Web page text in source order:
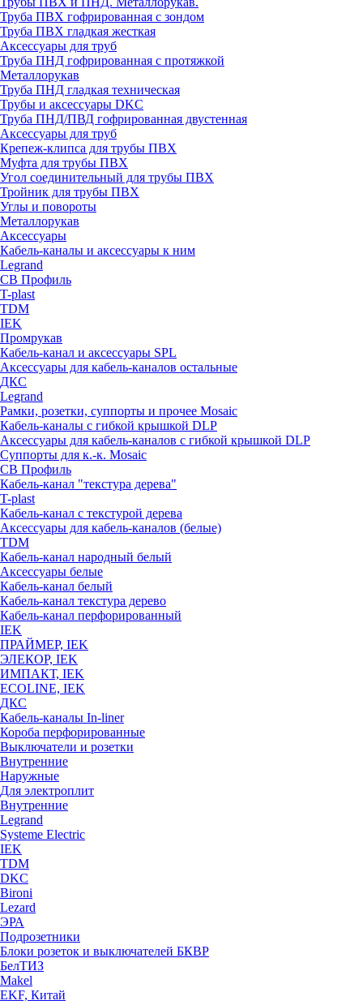
Труба ПВХ гофрированная с зондом
Труба ПВХ гладкая жесткая
Аксессуары для труб
Труба ПНД гофрированная с протяжкой
Металлорукав
Труба ПНД гладкая техническая
Трубы и аксессуары DKC
Труба ПНД/ПВД гофрированная двустенная
Аксессуары для труб
Крепеж-клипса для трубы ПВХ
Муфта для трубы ПВХ
Угол соединительный для трубы ПВХ
Тройник для трубы ПВХ
Углы и повороты
Металлорукав
Аксессуары
Кабель-каналы и аксессуары к ним
Legrand
СВ Профиль
T-plast
TDM
IEK
Промрукав
Кабель-канал и аксессуары SPL
Аксессуары для кабель-каналов остальные
ДКС
Legrand
Рамки, розетки, суппорты и прочее Mosaic
Кабель-каналы с гибкой крышкой DLP
Аксессуары для кабель-каналов с гибкой крышкой DLP
Суппорты для к.-к. Mosaic
СВ Профиль
Кабель-канал "текстура дерева"
T-plast
Кабель-канал с текстурой дерева
Аксессуары для кабель-каналов (белые)
TDM
Кабель-канал народный белый
Аксессуары белые
Кабель-канал белый
Кабель-канал текстура дерево
Кабель-канал перфорированный
IEK
ПРАЙМЕР, IEK
ЭЛЕКОР, IEK
ИМПАКТ, IEK
ECOLINE, IEK
ДКС
Кабель-каналы In-liner
Короба перфорированные
Выключатели и розетки
Внутренние
Наружные
Для электроплит
Внутренние
Legrand
Systeme Electric
IEK
TDM
DKC
Bironi
Lezard
ЭРА
Подрозетники
Блоки розеток и выключателей БКВР
БелТИЗ
Makel
EKF, Китай